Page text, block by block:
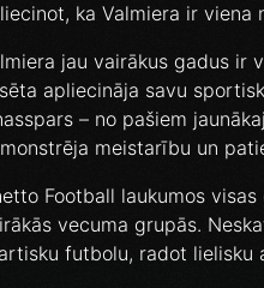
ka Valmiera ir viena
jau vairākus gadus ir
apliecināja savu
– no pašiem
meistarību un
Football laukumos
vecuma grupās.
futbolu, radot lielisku